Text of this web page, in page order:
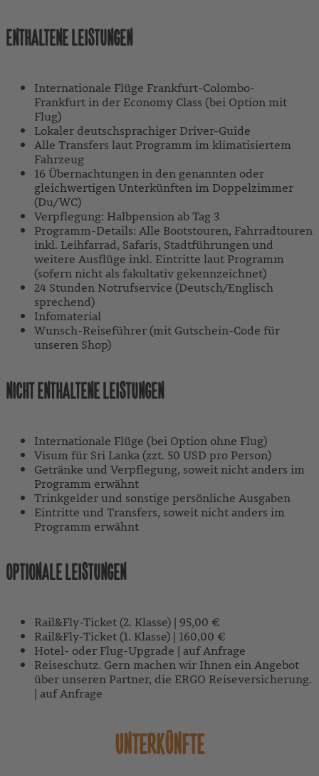
ENTHALTENE LEISTUNGEN
Internationale Flüge Frankfurt-Colombo-
Frankfurt in der Economy Class (bei Option mit
Flug)
Lokaler deutschsprachiger Driver-Guide
Alle Transfers laut Programm im klimatisiertem
Fahrzeug
16 Übernachtungen in den genannten oder
gleichwertigen Unterkünften im Doppelzimmer
(Du/WC)
Verpflegung: Halbpension ab Tag 3
Programm-Details: Alle Bootstouren, Fahrradtouren
inkl. Leihfarrad, Safaris, Stadtführungen und
weitere Ausflüge inkl. Eintritte laut Programm
(sofern nicht als fakultativ gekennzeichnet)
24 Stunden Notrufservice (Deutsch/Englisch
sprechend)
Infomaterial
Wunsch-Reiseführer (mit Gutschein-Code für
unseren Shop)
NICHT ENTHALTENE LEISTUNGEN
Internationale Flüge (bei Option ohne Flug)
Visum für Sri Lanka (zzt. 50 USD pro Person)
Getränke und Verpflegung, soweit nicht anders im
Programm erwähnt
Trinkgelder und sonstige persönliche Ausgaben
Eintritte und Transfers, soweit nicht anders im
Programm erwähnt
OPTIONALE LEISTUNGEN
Rail&Fly-Ticket (2. Klasse) | 95,00 €
Rail&Fly-Ticket (1. Klasse) | 160,00 €
Hotel- oder Flug-Upgrade | auf Anfrage
Reiseschutz. Gern machen wir Ihnen ein Angebot
über unseren Partner, die ERGO Reiseversicherung.
| auf Anfrage
UNTERKÜNFTE